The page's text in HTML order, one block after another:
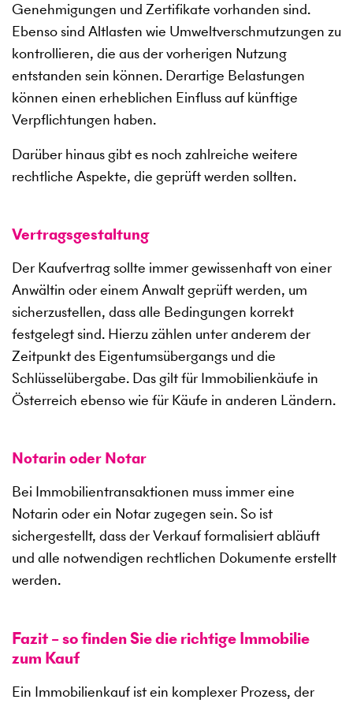
Genehmigungen und Zertifikate vorhanden sind.
Ebenso sind Altlasten wie Umweltverschmutzungen zu
kontrollieren, die aus der vorherigen Nutzung
entstanden sein können. Derartige Belastungen
können einen erheblichen Einfluss auf künftige
Verpflichtungen haben.
Darüber hinaus gibt es noch zahlreiche weitere
rechtliche Aspekte, die geprüft werden sollten.
Vertragsgestaltung
Der Kaufvertrag sollte immer gewissenhaft von einer
Anwältin oder einem Anwalt geprüft werden, um
sicherzustellen, dass alle Bedingungen korrekt
festgelegt sind. Hierzu zählen unter anderem der
Zeitpunkt des Eigentumsübergangs und die
Schlüsselübergabe. Das gilt für Immobilienkäufe in
Österreich ebenso wie für Käufe in anderen Ländern.
Notarin oder Notar
Bei Immobilientransaktionen muss immer eine
Notarin oder ein Notar zugegen sein. So ist
sichergestellt, dass der Verkauf formalisiert abläuft
und alle notwendigen rechtlichen Dokumente erstellt
werden.
Fazit – so finden Sie die richtige Immobilie
zum Kauf
Ein Immobilienkauf ist ein komplexer Prozess, der